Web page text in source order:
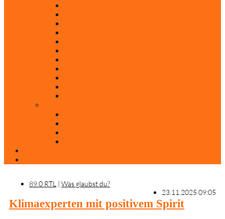
89.0 RTL | Was glaubst du?
23.11.2025 09:05
Klimaexperten mit positivem Spirit